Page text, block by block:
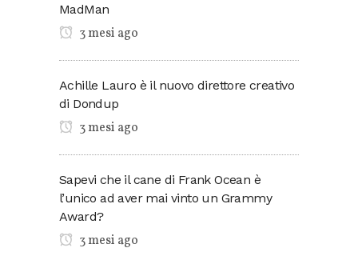
MadMan
3 mesi ago
Achille Lauro è il nuovo direttore creativo
di Dondup
3 mesi ago
Sapevi che il cane di Frank Ocean è
l’unico ad aver mai vinto un Grammy
Award?
3 mesi ago